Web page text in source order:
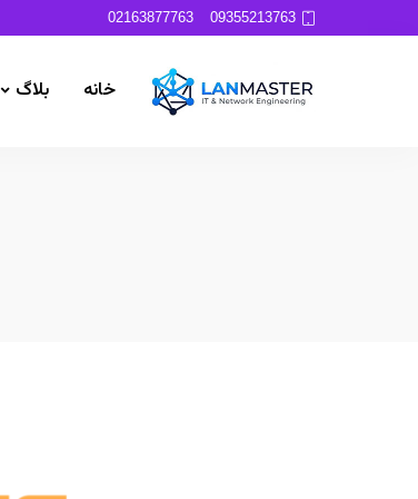
09355213763
02163877763
خانه بلاگ